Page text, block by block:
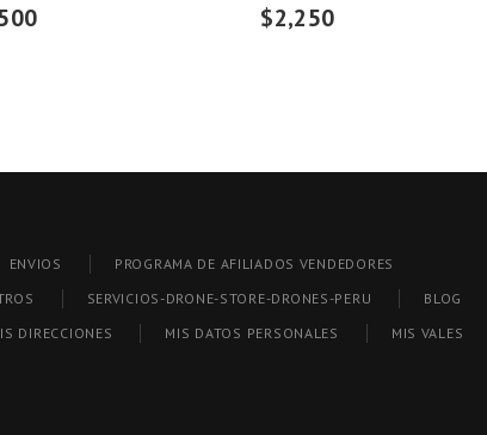
$2,250
ENVIOS
PROGRAMA DE AFILIADOS VENDEDORES
SERVICIOS-DRONE-STORE-DRONES-PERU
BLOG
DIRECCIONES MIS DATOS PERSONALES MIS VALES